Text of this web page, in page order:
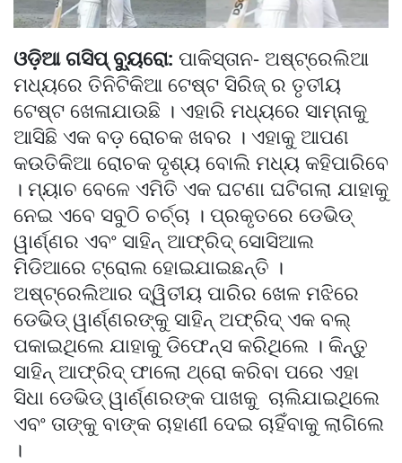
ଓଡ଼ିଆ ଗସିପ୍ ବ୍ୟୁରୋ: ପାକିସ୍ତାନ- ଅଷ୍ଟ୍ରେଲିଆ
ମଧ୍ୟରେ ତିନିଟିକିଆ ଟେଷ୍ଟ ସିରିଜ୍ ର ତୃତୀୟ
ଟେଷ୍ଟ ଖେଳାଯାଉଛି । ଏହାରି ମଧ୍ୟରେ ସାମ୍ନାକୁ
ଆସିଛି ଏକ ବଡ଼ ରୋଚକ ଖବର । ଏହାକୁ ଆପଣ
କଉତିକିଆ ରୋଚକ ଦୃଶ୍ୟ ବୋଲି ମଧ୍ୟ କହିପାରିବେ
। ମ୍ୟାଚ ବେଳେ ଏମିତି ଏକ ଘଟଣା ଘଟିଗଲା ଯାହାକୁ
ନେଇ ଏବେ ସବୁଠି ଚର୍ଚ୍ଚା । ପ୍ରକୃତରେ ଡେଭିଡ୍
ୱାର୍ଣ୍ଣର ଏବଂ ସାହିନ୍ ଆଫ୍ରିଦ୍ ସୋସିଆଲ
ମିଡିଆରେ ଟ୍ରୋଲ ହୋଇଯାଇଛନ୍ତି ।
ଅଷ୍ଟ୍ରେଲିଆର ଦ୍ୱିତୀୟ ପାରିର ଖେଳ ମଝିରେ
ଡେଭିଡ୍ ୱାର୍ଣ୍ଣରଙ୍କୁ ସାହିନ୍ ଅଫ୍ରିଦ୍ ଏକ ବଲ୍
ପକାଇଥିଲେ ଯାହାକୁ ଡିଫେନ୍ସ କରିଥିଲେ । କିନ୍ତୁ
ସାହିନ୍ ଆଫ୍ରିଦ୍ ଫାଲୋ ଥ୍ରୋ କରିବା ପରେ ଏହା
ସିଧା ଡେଭିଡ୍ ୱାର୍ଣ୍ଣରଙ୍କ ପାଖକୁ ଚାଲିଯାଇଥିଲେ
ଏବଂ ତାଙ୍କୁ ବାଙ୍କ ଚାହାଣୀ ଦେଇ ଚାହିଁବାକୁ ଲାଗିଲେ
।